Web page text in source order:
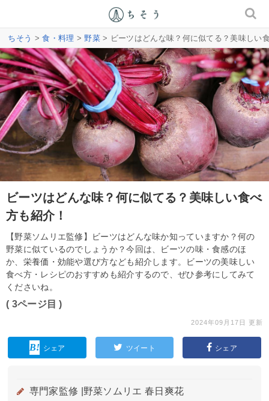
ちそう >食・料理 >野菜> ビーツはどんな味？何に似てる？美味しい
ビーツはどんな味？何に似てる？美味しい食べ
方も紹介！
【野菜ソムリエ監修】ビーツはどんな味か知っていますか？何の
野菜に似ているのでしょうか？今回は、ビーツの味・食感のほ
か、栄養価・効能や選び方なども紹介します。ビーツの美味しい
食べ方・レシピのおすすめも紹介するので、ぜひ参考にしてみて
くださいね。
( 3ページ目 )
2024年09月17日 更新
シェア ツイート シェア
専門家監修 | 野菜ソムリエ 春日爽花